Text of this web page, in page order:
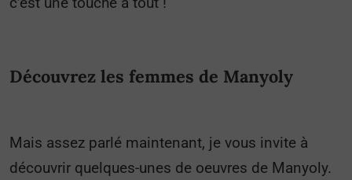
Découvrez les femmes de Manyoly
Mais assez parlé maintenant, je vous invite à
découvrir quelques-unes de oeuvres de Manyoly.